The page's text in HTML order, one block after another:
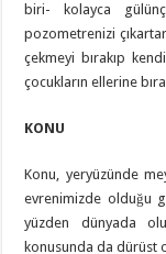
biri- kolayca
pozometrenizi
çekmeyi bırakıp
çocukların ellerine
KONU
Konu, yeryüzünde
evrenimizde olduğu
yüzden dünyada
konusunda da dürüst